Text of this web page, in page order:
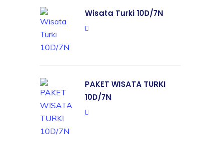
Wisata Turki 10D/7N
PAKET WISATA TURKI
10D/7N